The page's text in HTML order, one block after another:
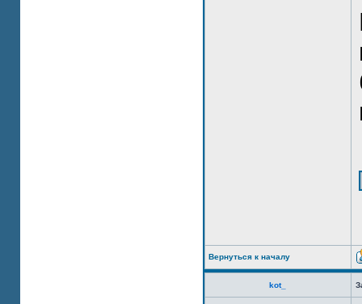
Вернуться к началу
kot_